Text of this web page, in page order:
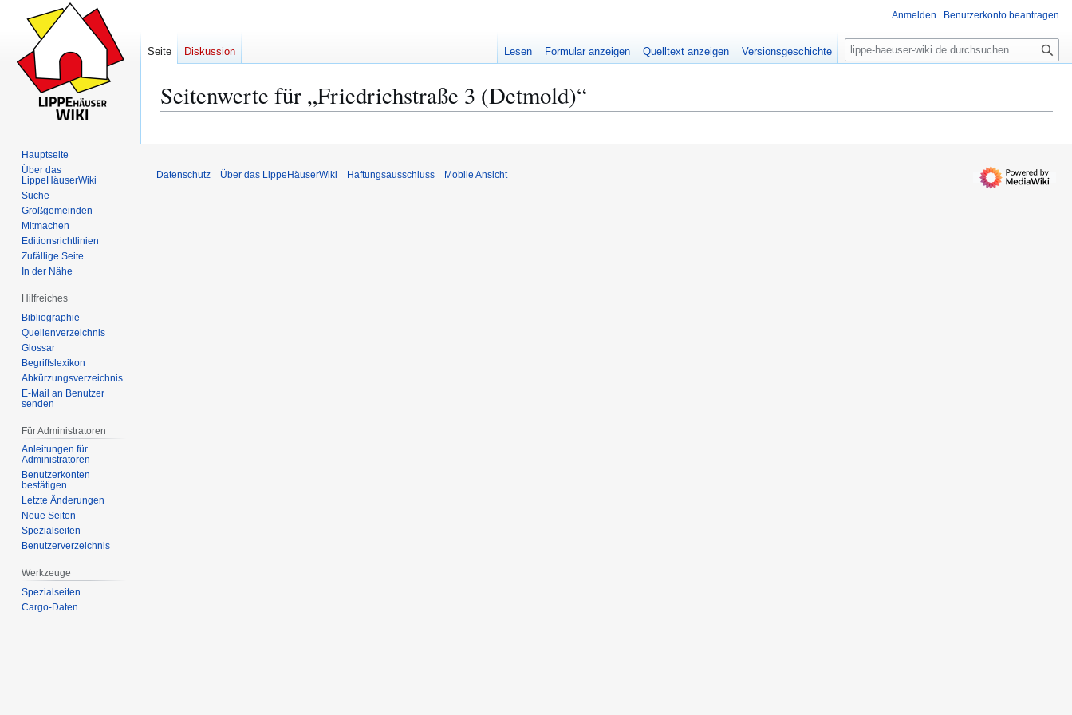
Seitenwerte für „Friedrichstraße 3 (Detmold)“
springen
springen
Anmelden Benutzerkonto beantragen
Seite Diskussion Lesen Formular anzeigen Quelltext anzeigen Versionsgeschichte
S
u
e
Hauptseite
Über das
LippeHäuserWiki
Suche
Großgemeinden
Mitmachen
Editionsrichtlinien
Zufällige Seite
In der Nähe
Hilfreiches
Bibliographie
Quellenverzeichnis
Glossar
Begriffslexikon
Abkürzungsverzeichnis
E-Mail an Benutzer
senden
Für Administratoren
Anleitungen für
Administratoren
Benutzerkonten
bestätigen
Letzte Änderungen
Neue Seiten
Spezialseiten
Benutzerverzeichnis
Werkzeuge
Spezialseiten
Cargo-Daten
Datenschutz Über das LippeHäuserWiki Haftungsausschluss Mobile Ansicht